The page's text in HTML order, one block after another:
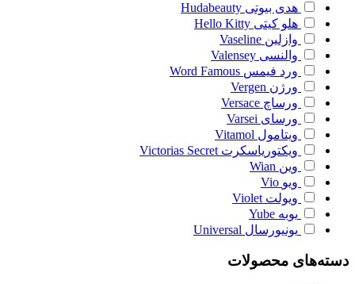
هدی بیوتی Hudabeauty
هلو کیتی Hello Kitty
وازلین Vaseline
والنسی Valensey
ورد فیمس Word Famous
ورژن Vergen
ورساچ Versace
ورسای Varsei
ویتامول Vitamol
ویکتوریاسکرت Victorias Secret
وین Wian
ویو Vio
ویولت Violet
یوبه Yube
یونیورسال Universal
دسته‌های محصولات